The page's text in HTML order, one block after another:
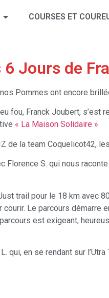
COURSES ET
6 Jours de
Pommes ont encore
fou, Franck Joubert,
« La Maison Solidaire »
de la team Coquelicot42,
Florence S. qui nous
trail pour le 18 km avec
Le parcours
est exigeant,
qui, en se rendant sur